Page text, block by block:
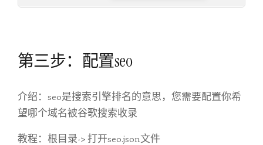
第三步：配置seo
介绍：seo是搜索引擎排名的意思，您需要配置你希
望哪个域名被谷歌搜索收录
教程：根目录-> 打开seo.json文件